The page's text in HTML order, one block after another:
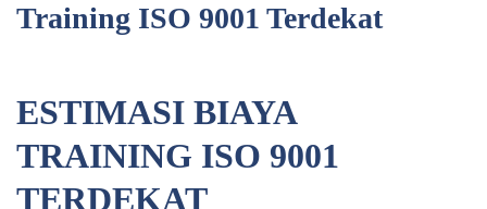
Training ISO 9001 Terdekat
ESTIMASI BIAYA
TRAINING ISO 9001
TERDEKAT